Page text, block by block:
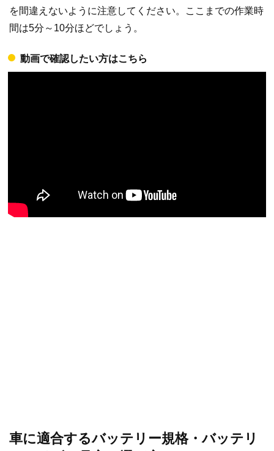
を間違えないように注意してください。ここまでの作業時
間は5分～10分ほどでしょう。
動画で確認したい方はこちら
車に適合するバッテリー規格・バッテリ